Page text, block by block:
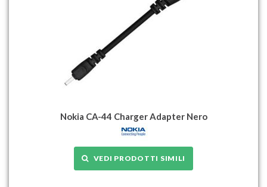
Nokia CA-44 Charger Adapter Nero
VEDI PRODOTTI SIMILI